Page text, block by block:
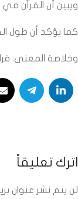
ويبين أن القرآن في
كما يؤكد أن طول
وخلاصة المعنى:
اترك تعليقاً
لن يتم نشر عنوان